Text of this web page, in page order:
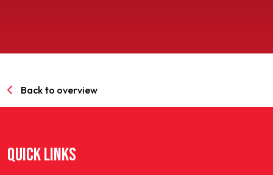
Back to overview
QUICK LINKS